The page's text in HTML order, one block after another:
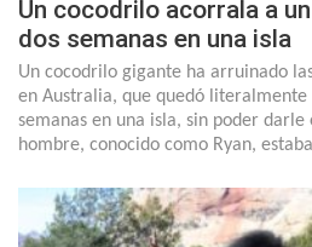
Un cocodrilo acorrala a
dos semanas en una isla
Un cocodrilo gigante ha arruinado
en Australia, que quedó
semanas en una isla, sin poder darle
hombre, conocido como Ryan,